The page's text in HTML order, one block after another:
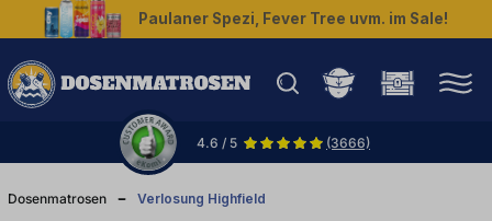
springen Paulaner Spezi, Fever Tree uvm. im Sale!
4.6 / 5 (3666)
Dosenmatrosen Verlosung Highfield